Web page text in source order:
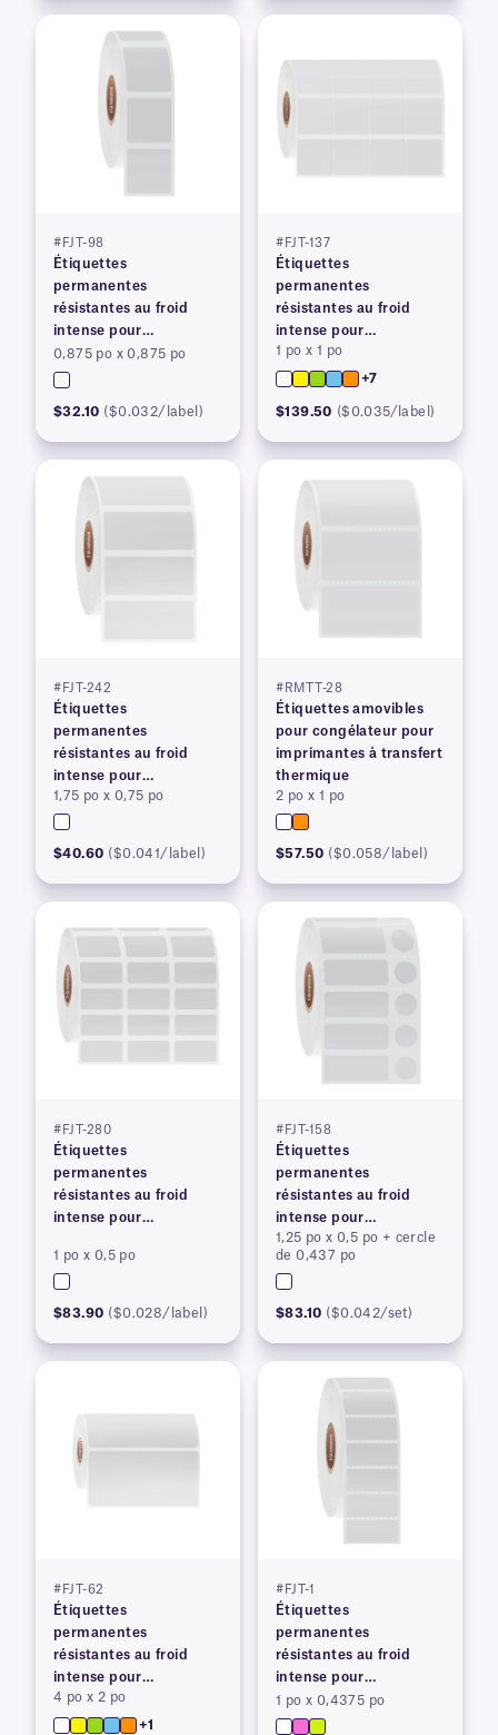
#FJT-98
Étiquettes
permanentes
résistantes au froid
intense pour
imprimantes à transfert
thermique
0,875 po x 0,875 po
$32.10 ($0.032/label)
#FJT-137
Étiquettes
permanentes
résistantes au froid
intense pour
imprimantes à transfert
thermique
1 po x 1 po
+7
$139.50 ($0.035/label)
#FJT-242
Étiquettes
permanentes
résistantes au froid
intense pour
imprimantes à transfert
thermique
1,75 po x 0,75 po
$40.60 ($0.041/label)
#RMTT-28
Étiquettes amovibles
pour congélateur pour
imprimantes à transfert
thermique
2 po x 1 po
$57.50 ($0.058/label)
#FJT-280
Étiquettes
permanentes
résistantes au froid
intense pour
thermique
1 po x 0,5 po
$83.90 ($0.028/label)
#FJT-158
Étiquettes
permanentes
résistantes au froid
intense pour
imprimantes à transfert
thermique
1,25 po x 0,5 po + cercle
de 0,437 po
$83.10 ($0.042/set)
#FJT-62
Étiquettes
permanentes
résistantes au froid
intense pour
imprimantes à transfert
thermique
4 po x 2 po
+1
#FJT-1
Étiquettes
permanentes
résistantes au froid
intense pour
imprimantes à transfert
thermique
1 po x 0,4375 po